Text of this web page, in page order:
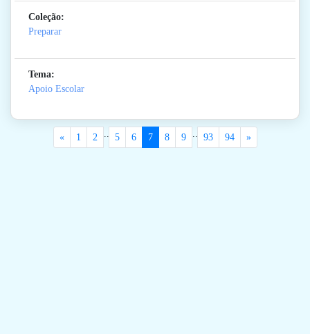
Coleção:
Preparar
Tema:
Apoio Escolar
« 1 2 .. 5 6 7 8 9 .. 93 94 »